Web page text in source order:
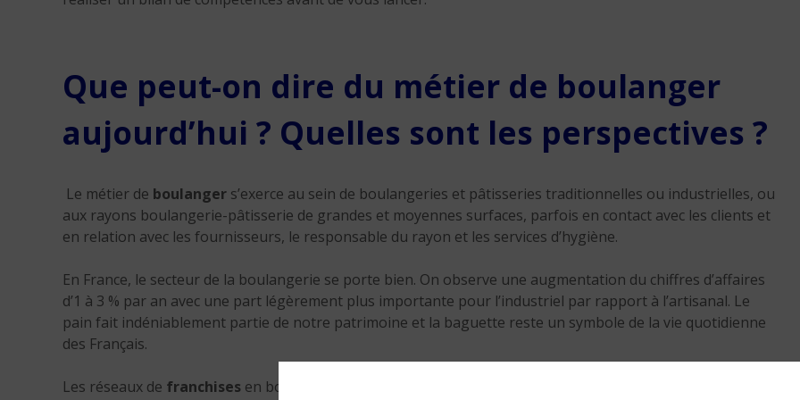
Que peut-on dire du métier de boulanger
aujourd’hui ? Quelles sont les perspectives ?
Le métier de boulanger s’exerce au sein de boulangeries et pâtisseries traditionnelles ou industrielles, ou
aux rayons boulangerie-pâtisserie de grandes et moyennes surfaces, parfois en contact avec les clients et
en relation avec les fournisseurs, le responsable du rayon et les services d’hygiène.
En France, le secteur de la boulangerie se porte bien. On observe une augmentation du chiffres d’affaires
d’1 à 3 % par an avec une part légèrement plus importante pour l’industriel par rapport à l’artisanal. Le
pain fait indéniablement partie de notre patrimoine et la baguette reste un symbole de la vie quotidienne
des Français.
Les réseaux de franchises en boulangerie-pâtisserie continuent de progresser, ce qui génère un